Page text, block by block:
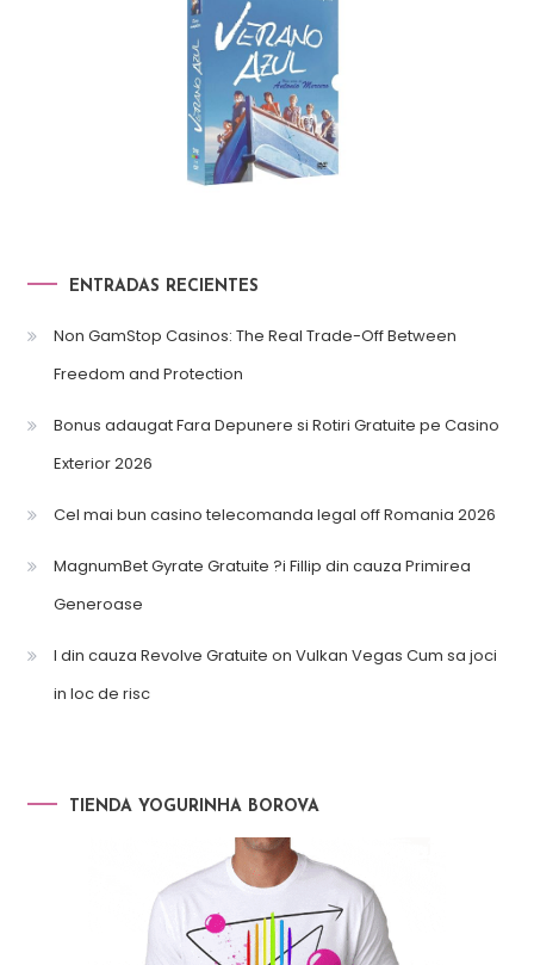
ENTRADAS RECIENTES
Non GamStop Casinos: The Real Trade-Off Between
Freedom and Protection
Bonus adaugat Fara Depunere si Rotiri Gratuite pe Casino
Exterior 2026
Cel mai bun casino telecomanda legal off Romania 2026
MagnumBet Gyrate Gratuite ?i Fillip din cauza Primirea
Generoase
l din cauza Revolve Gratuite on Vulkan Vegas Cum sa joci
in loc de risc
TIENDA YOGURINHA BOROVA